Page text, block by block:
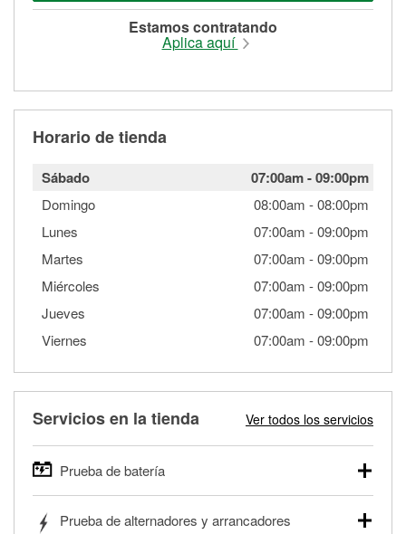
Estamos contratando
Aplica aquí
Horario de tienda
Sábado 07:00am-09:00pm
Domingo 08:00am -08:00pm
Lunes
07:00am -09:00pm
Martes
07:00am -09:00pm
Miércoles
07:00am -09:00pm
Jueves
07:00am -09:00pm
Viernes
07:00am -09:00pm
Servicios en la tienda Ver todos los servicios
Prueba de batería
autos, camionetas, SUVs, vehículos comerciales y
Prueba de alternadores y arrancadores